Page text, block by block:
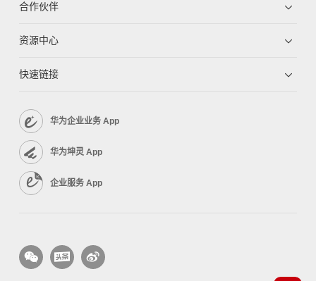
合作伙伴
资源中心
快速链接
华为企业业务 App
华为坤灵 App
企业服务 App